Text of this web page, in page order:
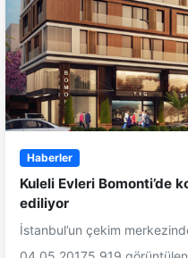
Haberler
Kuleli Evleri Bomonti’de
ediliyor
İstanbul’un çekim